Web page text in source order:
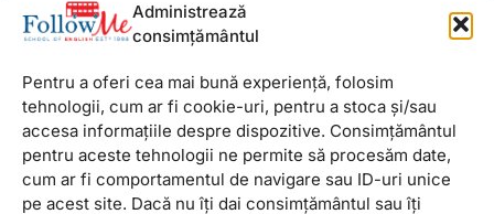
Administrează
consimțământul
Pentru a oferi cea mai bună experiență, folosim
tehnologii, cum ar fi cookie-uri, pentru a stoca și/sau
accesa informațiile despre dispozitive. Consimțământul
pentru aceste tehnologii ne permite să procesăm date,
cum ar fi comportamentul de navigare sau ID-uri unice
pe acest site. Dacă nu îți dai consimțământul sau îți
FollowMe Titan
Informații Utile
Regulament FollowMe
Structură an școlar
Contact